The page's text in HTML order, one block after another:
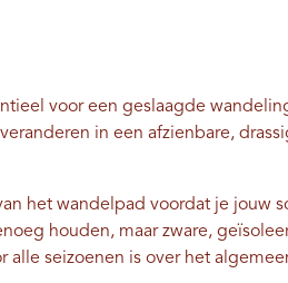
voor een geslaagde
in een afzienbare,
het wandelpad voordat je jouw
houden, maar zware,
seizoenen is over het